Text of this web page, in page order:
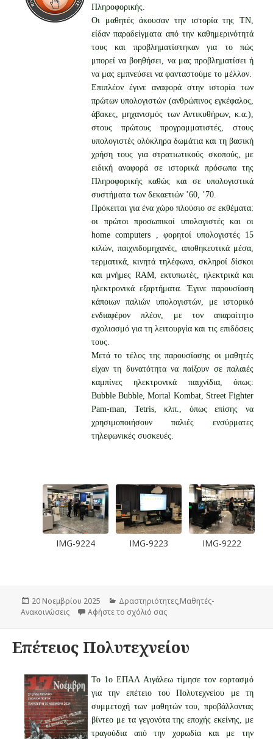
Πληροφορικής.
Οι μαθητές άκουσαν την ιστορία της ΤΝ,
είδαν παραδείγματα από την καθημερινότητά
τους και προβληματίστηκαν για το πώς
μπορεί να βοηθήσει, να μας προβληματίσει ή
να μας εμπνεύσει να φανταστούμε το μέλλον.
Επιπλέον έγινε αναφορά στην ιστορία των
πρώτων υπολογιστών (ανθρώπινος εγκέφαλος,
άβακες, μηχανισμός των Αντικυθήρων, κ.α.),
στους πρώτους προγραμματιστές, στους
υπολογιστές ολόκληρα δωμάτια και τη βασική
χρήση τους για στρατιωτικούς σκοπούς, με
ειδική αναφορά σε ιστορικά πρόσωπα της
Πληροφορικής καθώς και σε υπολογιστικά
συστήματα των δεκαετιών ’60, ’70.
Πρόκειται για ένα χώρο πλούσιο σε εκθέματα:
οι πρώτοι προσωπικοί υπολογιστές και οι
home computers , φορητοί υπολογιστές 15
κιλών, παιχνιδομηχανές, αποθηκευτικά μέσα,
τερματικά, κινητά τηλέφωνα, σκληροί δίσκοι
και μνήμες RAM, εκτυπωτές, ηλεκτρικά και
ηλεκτρονικά εξαρτήματα. Έγινε παρουσίαση
κάποιων παλιών υπολογιστών, με ιστορικό
ενδιαφέρον πλέον, με τον απαραίτητο
σχολιασμό για τη λειτουργία και τις επιδόσεις
τους.
Μετά το τέλος της παρουσίασης οι μαθητές
είχαν τη δυνατότητα να παίξουν σε παλαιές
καμπίνες ηλεκτρονικά παιχνίδια, όπως:
Bubble Bubble, Mortal Kombat, Street Fighter
Pam-man, Tetris, κλπ., όπως επίσης να
χρησιμοποιήσουν παλιές ενσύρματες
τηλεφωνικές συσκευές.
IMG-9236 IMG-9229 IMG-9228
Δημοσιεύτηκε
την
20 Νοεμβρίου 2025 Κατηγορίες
Δραστηριότητες,Μαθητές-
Ανακοινώσεις
Αφήστε το σχόλιό σας
Επέτειος Πολυτεχνείου
Το 1ο ΕΠΑΛ Αιγάλεω τίμησε τον εορτασμό
για την επέτειο του Πολυτεχνείου με τη
συμμετοχή των μαθητών του, προβάλλοντας
βίντεο με τα γεγονότα της εποχής εκείνης, με
τραγούδια από την χορωδία και με την